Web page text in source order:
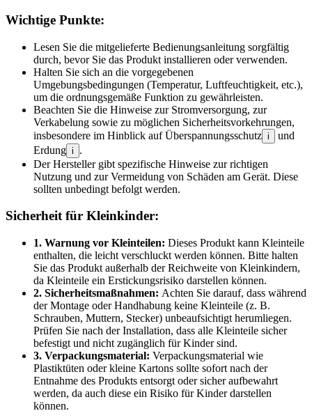
Wichtige Punkte:
Lesen Sie die mitgelieferte Bedienungsanleitung sorgfältig
durch, bevor Sie das Produkt installieren oder verwenden.
Halten Sie sich an die vorgegebenen
Umgebungsbedingungen (Temperatur, Luftfeuchtigkeit, etc.),
um die ordnungsgemäße Funktion zu gewährleisten.
Beachten Sie die Hinweise zur Stromversorgung, zur
Verkabelung sowie zu möglichen Sicherheitsvorkehrungen,
insbesondere im Hinblick auf Überspannungsschutz i
und
Erdung i
.
Der Hersteller gibt spezifische Hinweise zur richtigen
Nutzung und zur Vermeidung von Schäden am Gerät. Diese
sollten unbedingt befolgt werden.
Sicherheit für Kleinkinder:
1. Warnung vor Kleinteilen: Dieses Produkt kann Kleinteile
enthalten, die leicht verschluckt werden können. Bitte halten
Sie das Produkt außerhalb der Reichweite von Kleinkindern,
da Kleinteile ein Erstickungsrisiko darstellen können.
2. Sicherheitsmaßnahmen: Achten Sie darauf, dass während
der Montage oder Handhabung keine Kleinteile (z. B.
Schrauben, Muttern, Stecker) unbeaufsichtigt herumliegen.
Prüfen Sie nach der Installation, dass alle Kleinteile sicher
befestigt und nicht zugänglich für Kinder sind.
3. Verpackungsmaterial: Verpackungsmaterial wie
Plastiktüten oder kleine Kartons sollte sofort nach der
Entnahme des Produkts entsorgt oder sicher aufbewahrt
werden, da auch diese ein Risiko für Kinder darstellen
können.